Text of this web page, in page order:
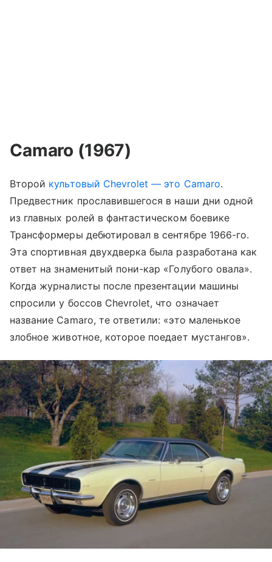
Camaro (1967)
Второй культовый Chevrolet — это Camaro.
Предвестник прославившегося в наши дни одной
из главных ролей в фантастическом боевике
Трансформеры дебютировал в сентябре 1966-го.
Эта спортивная двухдверка была разработана как
ответ на знаменитый пони-кар «Голубого овала».
Когда журналисты после презентации машины
спросили у боссов Chevrolet, что означает
название Camaro, те ответили: «это маленькое
злобное животное, которое поедает мустангов».